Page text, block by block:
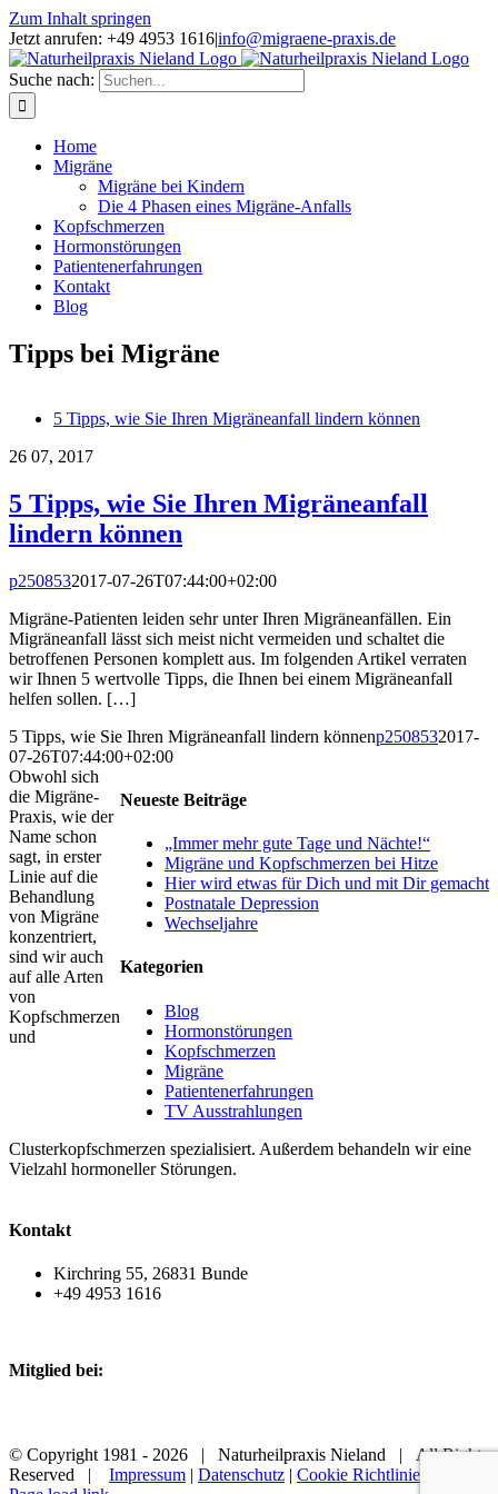
Zum Inhalt springen
Jetzt anrufen: +49 4953 1616|info@migraene-praxis.de
Suche nach:
Home
Migräne
Migräne bei Kindern
Die 4 Phasen eines Migräne-Anfalls
Kopfschmerzen
Hormonstörungen
Patientenerfahrungen
Kontakt
Blog
Tipps bei Migräne
5 Tipps, wie Sie Ihren Migräneanfall lindern können
26 07, 2017
5 Tipps, wie Sie Ihren Migräneanfall
lindern können
p2508532017-07-26T07:44:00+02:00
Migräne-Patienten leiden sehr unter Ihren Migräneanfällen. Ein
Migräneanfall lässt sich meist nicht vermeiden und schaltet die
betroffenen Personen komplett aus. Im folgenden Artikel verraten
wir Ihnen 5 wertvolle Tipps, die Ihnen bei einem Migräneanfall
helfen sollen. […]
5 Tipps, wie Sie Ihren Migräneanfall lindern könnenp2508532017-
07-26T07:44:00+02:00
Neueste Beiträge
„Immer mehr gute Tage und Nächte!“
Migräne und Kopfschmerzen bei Hitze
Hier wird etwas für Dich und mit Dir gemacht
Postnatale Depression
Wechseljahre
Kategorien
Blog
Hormonstörungen
Kopfschmerzen
Migräne
Patientenerfahrungen
TV Ausstrahlungen
Obwohl sich
die Migräne-
Praxis, wie der
Name schon
sagt, in erster
Linie auf die
Behandlung
von Migräne
konzentriert,
sind wir auch
auf alle Arten
von
Kopfschmerzen
und
Clusterkopfschmerzen spezialisiert. Außerdem behandeln wir eine
Vielzahl hormoneller Störungen.
Kontakt
Kirchring 55, 26831 Bunde
+49 4953 1616
Mitglied bei:
© Copyright 1981 - 2026 | Naturheilpraxis Nieland | All Rights
Reserved | Impressum | Datenschutz | Cookie Richtlinien (EU)